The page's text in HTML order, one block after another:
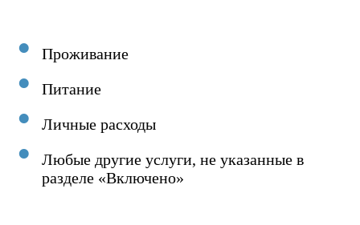
Проживание
Питание
Личные расходы
Любые другие услуги, не указанные в
разделе «Включено»